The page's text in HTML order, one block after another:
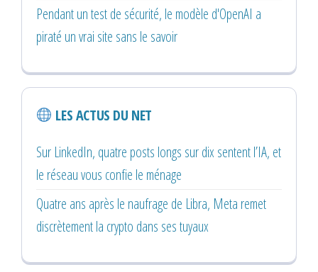
Pendant un test de sécurité, le modèle d'OpenAI a
piraté un vrai site sans le savoir
LES ACTUS DU NET
Sur LinkedIn, quatre posts longs sur dix sentent l’IA, et
le réseau vous confie le ménage
Quatre ans après le naufrage de Libra, Meta remet
discrètement la crypto dans ses tuyaux